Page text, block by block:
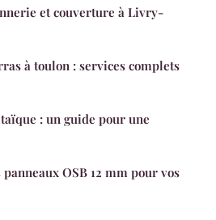
et couverture à Livry-
à toulon : services complets
: un guide pour une
panneaux OSB 12 mm pour vos